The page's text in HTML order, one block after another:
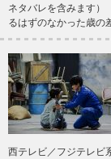
ネタバレを含みます
るはずのなかった歳の
西テレビ／フジテレ